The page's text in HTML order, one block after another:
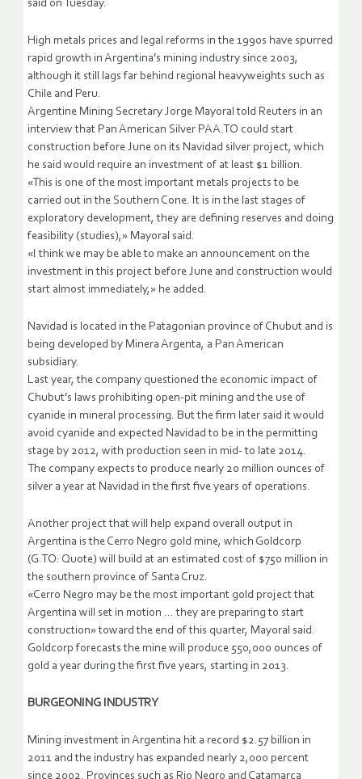
said on Tuesday.
High metals prices and legal reforms in the 1990s have spurred
rapid growth in Argentina’s mining industry since 2003,
although it still lags far behind regional heavyweights such as
Chile and Peru.
Argentine Mining Secretary Jorge Mayoral told Reuters in an
interview that Pan American Silver PAA.TO could start
construction before June on its Navidad silver project, which
he said would require an investment of at least $1 billion.
«This is one of the most important metals projects to be
carried out in the Southern Cone. It is in the last stages of
exploratory development, they are defining reserves and doing
feasibility (studies),» Mayoral said.
«I think we may be able to make an announcement on the
investment in this project before June and construction would
start almost immediately,» he added.
Navidad is located in the Patagonian province of Chubut and is
being developed by Minera Argenta, a Pan American
subsidiary.
Last year, the company questioned the economic impact of
Chubut’s laws prohibiting open-pit mining and the use of
cyanide in mineral processing. But the firm later said it would
avoid cyanide and expected Navidad to be in the permitting
stage by 2012, with production seen in mid- to late 2014.
The company expects to produce nearly 20 million ounces of
silver a year at Navidad in the first five years of operations.
Another project that will help expand overall output in
Argentina is the Cerro Negro gold mine, which Goldcorp
(G.TO: Quote) will build at an estimated cost of $750 million in
the southern province of Santa Cruz.
«Cerro Negro may be the most important gold project that
Argentina will set in motion … they are preparing to start
construction» toward the end of this quarter, Mayoral said.
Goldcorp forecasts the mine will produce 550,000 ounces of
gold a year during the first five years, starting in 2013.
BURGEONING INDUSTRY
Mining investment in Argentina hit a record $2.57 billion in
2011 and the industry has expanded nearly 2,000 percent
since 2002. Provinces such as Rio Negro and Catamarca